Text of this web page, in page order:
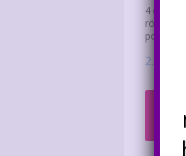
4 db
rögzítő
2.600